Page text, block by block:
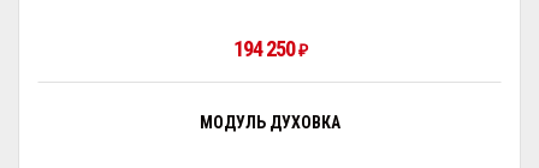
194 250₽
МОДУЛЬ ДУХОВКА